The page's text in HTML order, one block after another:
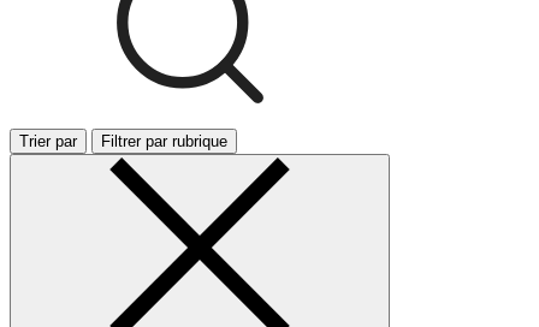
Trier par Filtrer par rubrique